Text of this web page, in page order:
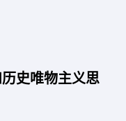
史唯物主义思